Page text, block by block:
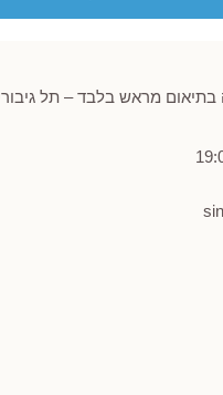
מראש בלבד – תל גיבורים, 28